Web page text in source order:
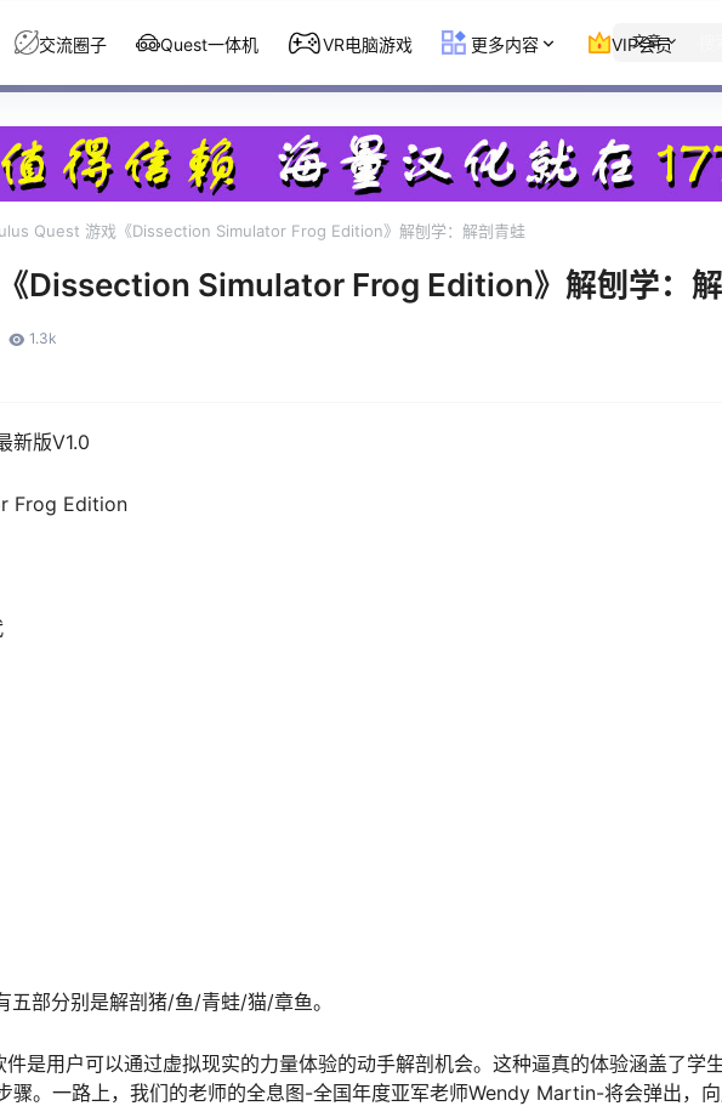
文章
交流圈子 Quest一体机 VR电脑游戏 更多内容 VIP会员
Quest 游戏《Dissection Simulator Frog Edition》解刨学：解剖青蛙
Dissection Simulator Frog Edition》解刨学：
1.3k
新版V1.0
Frog Edition
部分别是解剖猪/鱼/青蛙/猫/章鱼。
是用户可以通过虚拟现实的力量体验的动手解剖机会。这种逼真的体验涵盖了学
骤。一路上，我们的老师的全息图-全国年度亚军老师Wendy Martin-将会弹出，